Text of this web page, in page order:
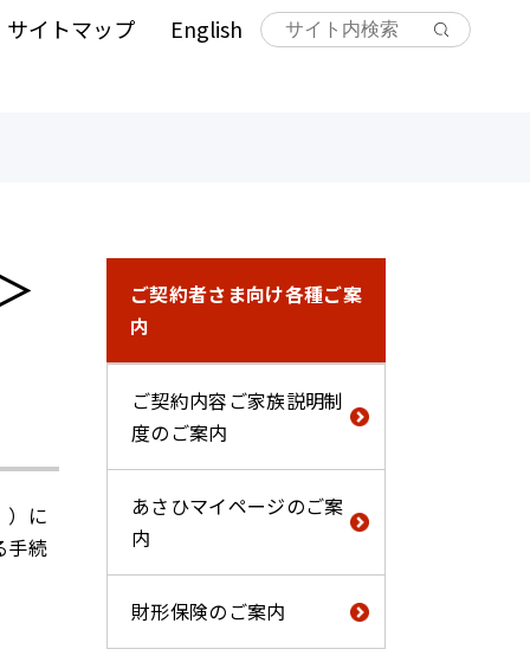
サイトマップ English
）に
手続
ご契約者さま向け各種ご案
内
ご契約内容ご家族説明制
度のご案内
あさひマイページのご案
内
財形保険のご案内